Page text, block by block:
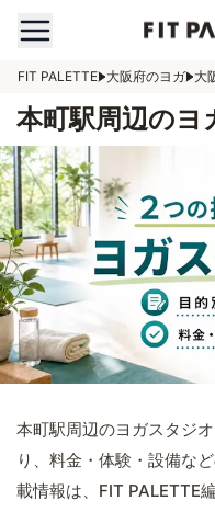
FIT PALETTE 大阪府のヨガ 大
本町駅周辺のヨ
本町駅周辺のヨガスタジ
り、料金・体験・設備な
載情報は、FIT PALETTE